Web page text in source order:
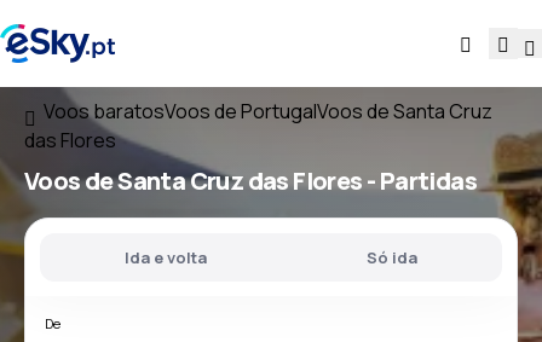
Voos baratosVoos de PortugalVoos de Santa Cruz
das Flores
Voosde Santa Cruz das Flores- Partidas
Ida e volta Só ida
De